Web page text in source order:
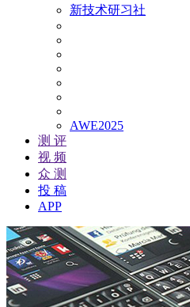
新技术研习社
AWE2025
测 评
视 频
众 测
投 稿
APP